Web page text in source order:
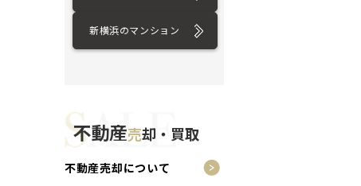
新横浜のマンション
不動産売却・買取
不動産売却について